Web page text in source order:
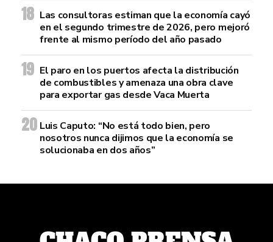
Las consultoras estiman que la economía cayó
en el segundo trimestre de 2026, pero mejoró
frente al mismo período del año pasado
El paro en los puertos afecta la distribución
de combustibles y amenaza una obra clave
para exportar gas desde Vaca Muerta
Luis Caputo: “No está todo bien, pero
nosotros nunca dijimos que la economía se
solucionaba en dos años”